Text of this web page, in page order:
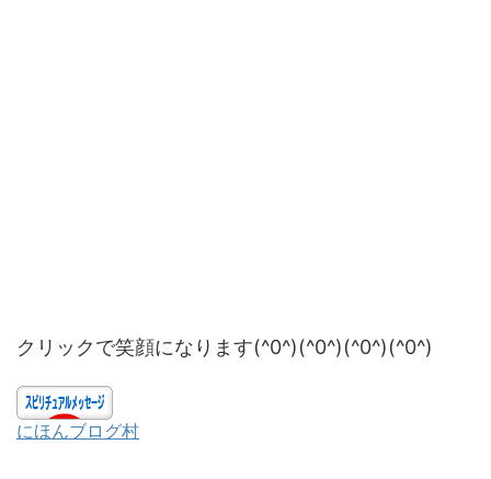
クリックで笑顔になります(^0^)(^0^)(^0^)(^0^)
にほんブログ村